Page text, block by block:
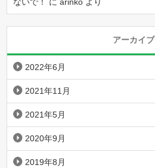
アーカイブ
2022年6月
2021年11月
2021年5月
2020年9月
2019年8月